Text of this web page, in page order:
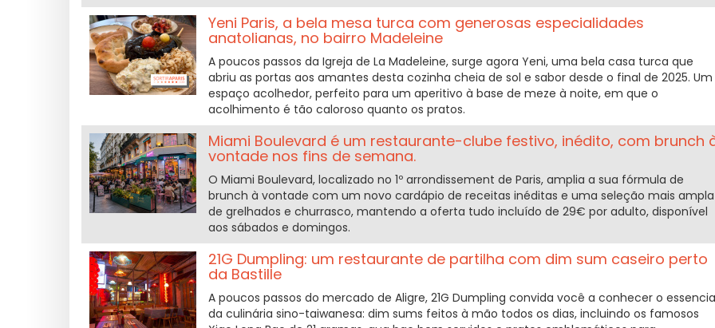
Yeni Paris, a bela mesa turca com generosas especialidades
anatolianas, no bairro Madeleine
A poucos passos da Igreja de La Madeleine, surge agora Yeni, uma bela casa turca que
abriu as portas aos amantes desta cozinha cheia de sol e sabor desde o final de 2025. Um
espaço acolhedor, perfeito para um aperitivo à base de meze à noite, em que o
acolhimento é tão caloroso quanto os pratos.
Miami Boulevard é um restaurante-clube festivo, inédito, com brunch
vontade nos fins de semana.
O Miami Boulevard, localizado no 1º arrondissement de Paris, amplia a sua fórmula de
brunch à vontade com um novo cardápio de receitas inéditas e uma seleção mais ampla
de grelhados e churrasco, mantendo a oferta tudo incluído de 29€ por adulto, disponível
aos sábados e domingos.
21G Dumpling: um restaurante de partilha com dim sum caseiro perto
da Bastille
A poucos passos do mercado de Aligre, 21G Dumpling convida você a conhecer o
da culinária sino-taiwanesa: dim sums feitos à mão todos os dias, incluindo os famosos